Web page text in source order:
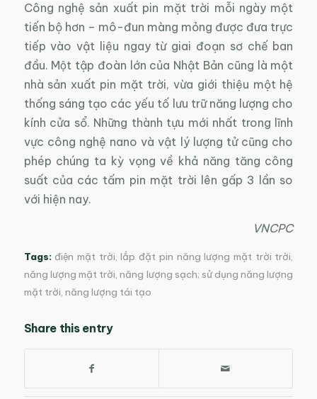
Công nghệ sản xuất pin mặt trời mỗi ngày một
tiến bộ hơn – mô-đun màng mỏng được đưa trực
tiếp vào vật liệu ngay từ giai đoạn sơ chế ban
đầu. Một tập đoàn lớn của Nhật Bản cũng là một
nhà sản xuất pin mặt trời, vừa giới thiệu một hệ
thống sáng tạo các yếu tố lưu trữ năng lượng cho
kính cửa sổ. Những thành tựu mới nhất trong lĩnh
vực công nghệ nano và vật lý lượng tử cũng cho
phép chúng ta kỳ vọng về khả năng tăng công
suất của các tấm pin mặt trời lên gấp 3 lần so
với hiện nay.
VNCPC
Tags: điện mặt trời,lắp đặt pin năng lượng mặt trời trời,
năng lượng mặt trời,năng lượng sạch; sử dụng năng lượng
mặt trời, năng lượng tái tạo
Share this entry